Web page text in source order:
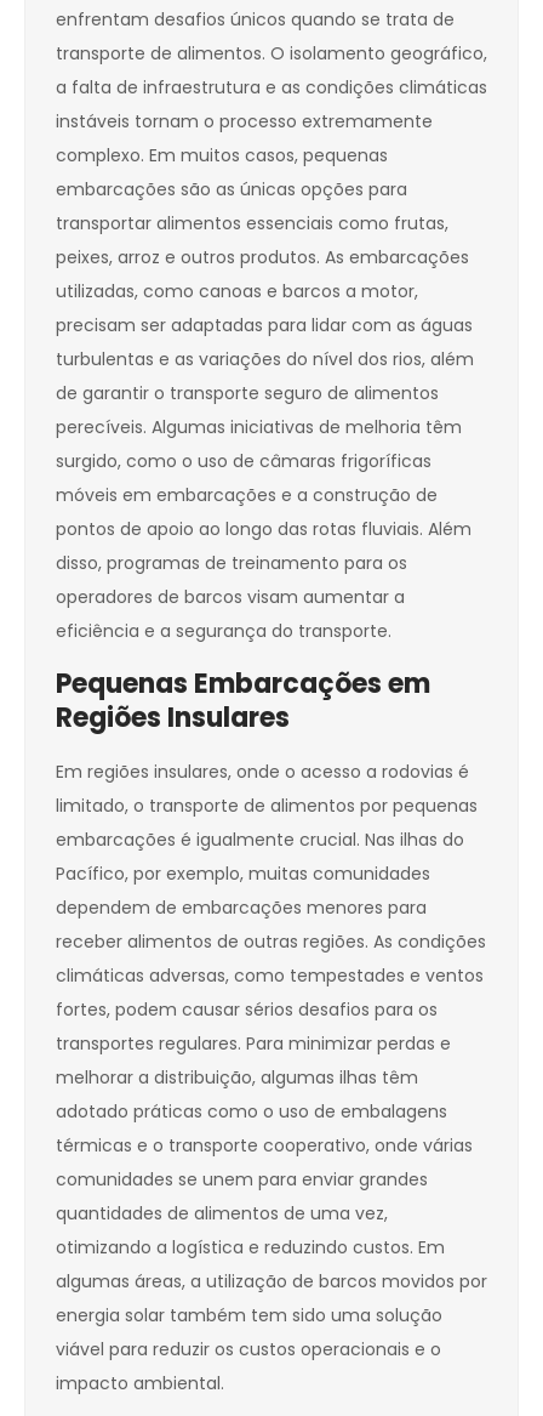
enfrentam desafios únicos quando se trata de
transporte de alimentos. O isolamento geográfico,
a falta de infraestrutura e as condições climáticas
instáveis tornam o processo extremamente
complexo. Em muitos casos, pequenas
embarcações são as únicas opções para
transportar alimentos essenciais como frutas,
peixes, arroz e outros produtos. As embarcações
utilizadas, como canoas e barcos a motor,
precisam ser adaptadas para lidar com as águas
turbulentas e as variações do nível dos rios, além
de garantir o transporte seguro de alimentos
perecíveis. Algumas iniciativas de melhoria têm
surgido, como o uso de câmaras frigoríficas
móveis em embarcações e a construção de
pontos de apoio ao longo das rotas fluviais. Além
disso, programas de treinamento para os
operadores de barcos visam aumentar a
eficiência e a segurança do transporte.
Pequenas Embarcações em
Regiões Insulares
Em regiões insulares, onde o acesso a rodovias é
limitado, o transporte de alimentos por pequenas
embarcações é igualmente crucial. Nas ilhas do
Pacífico, por exemplo, muitas comunidades
dependem de embarcações menores para
receber alimentos de outras regiões. As condições
climáticas adversas, como tempestades e ventos
fortes, podem causar sérios desafios para os
transportes regulares. Para minimizar perdas e
melhorar a distribuição, algumas ilhas têm
adotado práticas como o uso de embalagens
térmicas e o transporte cooperativo, onde várias
comunidades se unem para enviar grandes
quantidades de alimentos de uma vez,
otimizando a logística e reduzindo custos. Em
algumas áreas, a utilização de barcos movidos por
energia solar também tem sido uma solução
viável para reduzir os custos operacionais e o
impacto ambiental.